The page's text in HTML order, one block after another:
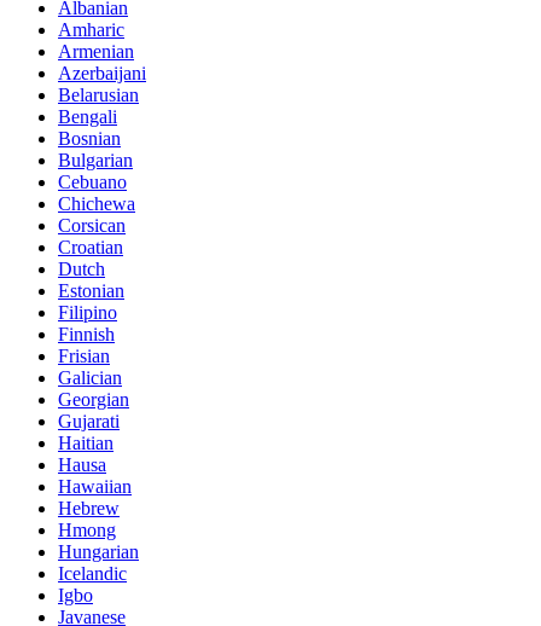
Albanian
Amharic
Armenian
Azerbaijani
Belarusian
Bengali
Bosnian
Bulgarian
Cebuano
Chichewa
Corsican
Croatian
Dutch
Estonian
Filipino
Finnish
Frisian
Galician
Georgian
Gujarati
Haitian
Hausa
Hawaiian
Hebrew
Hmong
Hungarian
Icelandic
Igbo
Javanese